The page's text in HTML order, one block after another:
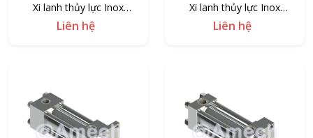
Xi lanh thủy lực Inox
AMB1/MP1-I
Liên hệ
Xi lanh thủy lực Inox
AMB1/MF2-I
Liên hệ